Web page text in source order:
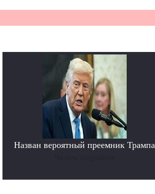
Назван вероятный преемник Трампа